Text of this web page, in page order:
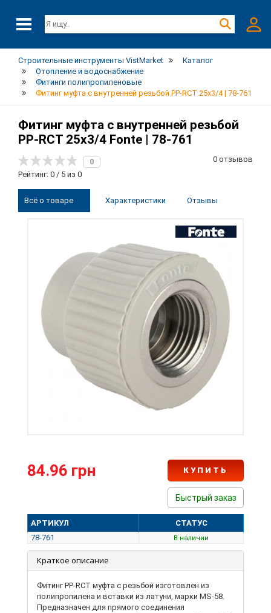
Строительные инструменты VistMarket
Каталог
Отопление и водоснабжение
Фитинги полипропиленовые
Фитинг муфта с внутренней резьбой PP-RCT 25х3/4 | 78-761
Фитинг муфта с внутренней резьбой
PP-RCT 25х3/4 Fonte | 78-761
0
Рейтинг: 0 / 5 из 0
0 отзывов
Всё о товаре Характеристики Отзывы
84.96 грн
Быстрый заказ
КУПИТЬ
АРТИКУЛ
СТАТУС
78-761
В наличии
Краткое описание
Фитинг PP-RCT муфта с резьбой изготовлен из
полипропилена и вставки из латуни, марки MS-58.
Предназначен для прямого соединения